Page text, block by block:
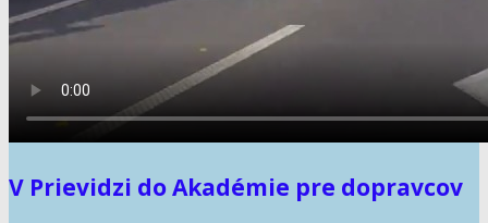
V Prievidzi do Akadémie pre dopravcov